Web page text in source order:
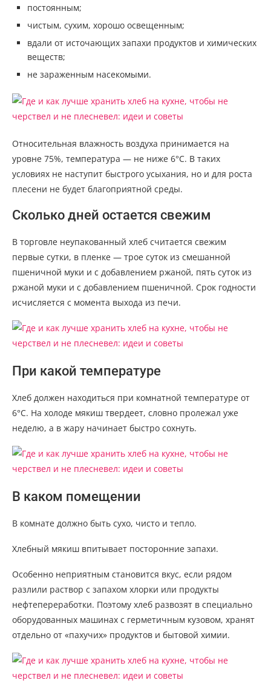
постоянным;
чистым, сухим, хорошо освещенным;
вдали от источающих запахи продуктов и химических
веществ;
не зараженным насекомыми.
Относительная влажность воздуха принимается на
уровне 75%, температура — не ниже 6°С. В таких
условиях не наступит быстрого усыхания, но и для роста
плесени не будет благоприятной среды.
Сколько дней остается свежим
В торговле неупакованный хлеб считается свежим
первые сутки, в пленке — трое суток из смешанной
пшеничной муки и с добавлением ржаной, пять суток из
ржаной муки и с добавлением пшеничной. Срок годности
исчисляется с момента выхода из печи.
При какой температуре
Хлеб должен находиться при комнатной температуре от
6°С. На холоде мякиш твердеет, словно пролежал уже
неделю, а в жару начинает быстро сохнуть.
В каком помещении
В комнате должно быть сухо, чисто и тепло.
Хлебный мякиш впитывает посторонние запахи.
Особенно неприятным становится вкус, если рядом
разлили раствор с запахом хлорки или продукты
нефтепереработки. Поэтому хлеб развозят в специально
оборудованных машинах с герметичным кузовом, хранят
отдельно от «пахучих» продуктов и бытовой химии.